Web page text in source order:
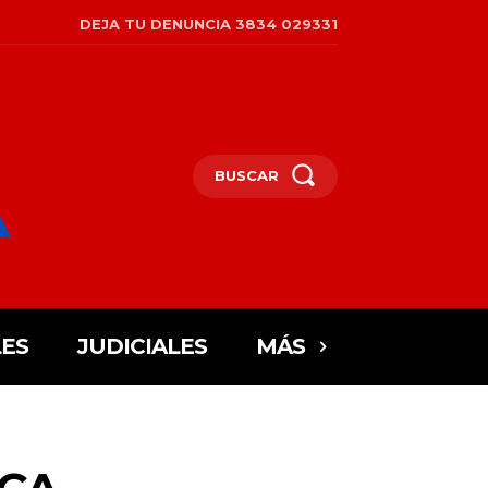
DEJA TU DENUNCIA 3834 029331
BUSCAR
JUDICIALES MÁS